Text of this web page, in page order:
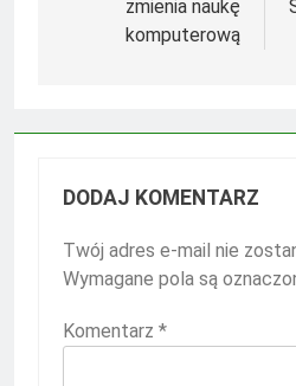
zmienia naukę
komputerową
DODAJ KOMENTARZ
Twój adres e-mail nie
Wymagane pola są
Komentarz *